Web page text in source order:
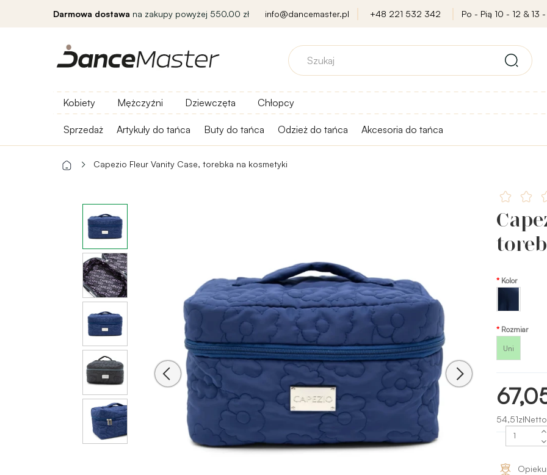
Darmowa dostawa na zakupy powyżej 550.00 zł info@dancemaster.pl +48 221 532 342 Po - Pią 10 - 12 & 13 -
Kobiety Mężczyźni Dziewczęta Chłopcy
Sprzedaż Artykuły do ​​tańca Buty do tańca Odzież do tańca Akcesoria do tańca
Capezio Fleur Vanity Case, torebka na kosmetyki
Kolor
Konkursowy
Rozmiar
Uni